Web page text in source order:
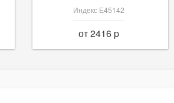
Индекс Е45142
от 2416 p